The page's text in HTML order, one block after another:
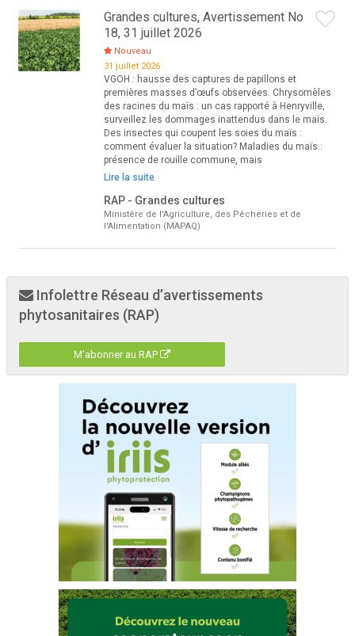
Grandes cultures, Avertissement No
18, 31 juillet 2026
Nouveau
31 juillet 2026
VGOH : hausse des captures de papillons et
premières masses d’œufs observées. Chrysomèles
des racines du maïs : un cas rapporté à Henryville,
surveillez les dommages inattendus dans le maïs.
Des insectes qui coupent les soies du maïs :
comment évaluer la situation? Maladies du maïs :
présence de rouille commune, mais
Lire la suite
RAP - Grandes cultures
Ministère de l'Agriculture, des Pêcheries et de
l'Alimentation (MAPAQ)
Infolettre Réseau d’avertissements
phytosanitaires (RAP)
M'abonner au RAP